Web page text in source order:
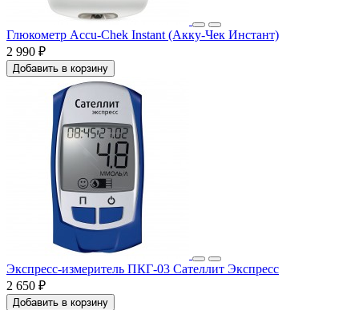
Глюкометр Accu-Chek Instant (Акку-Чек Инстант)
2 990 ₽
Добавить в корзину
Экспресс-измеритель ПКГ-03 Сателлит Экспресс
2 650 ₽
Добавить в корзину